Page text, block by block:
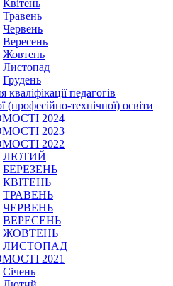
Квітень
Травень
Червень
Вересень
Жовтень
Листопад
Грудень
педагогів
(професійно-технічної) освіти
2024
2023
2022
ЛЮТИЙ
БЕРЕЗЕНЬ
КВІТЕНЬ
ТРАВЕНЬ
ЧЕРВЕНЬ
ВЕРЕСЕНЬ
ЖОВТЕНЬ
ЛИСТОПАД
2021
Січень